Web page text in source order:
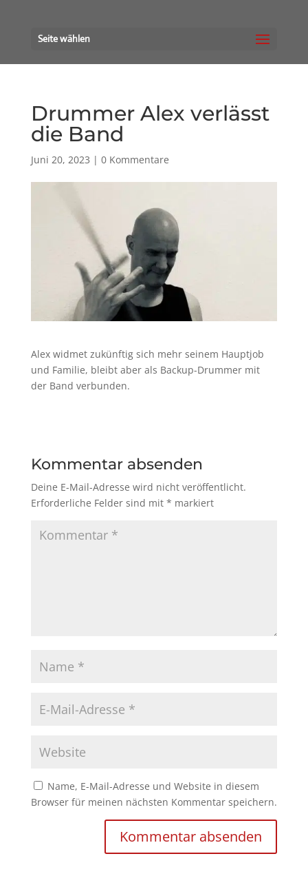
Seite wählen
Drummer Alex verlässt
die Band
Juni 20, 2023 | 0 Kommentare
Alex widmet zukünftig sich mehr seinem Hauptjob
und Familie, bleibt aber als Backup-Drummer mit
der Band verbunden.
Kommentar absenden
Deine E-Mail-Adresse wird nicht veröffentlicht.
Erforderliche Felder sind mit * markiert
Name, E-Mail-Adresse und Website in diesem
Browser für meinen nächsten Kommentar speichern.